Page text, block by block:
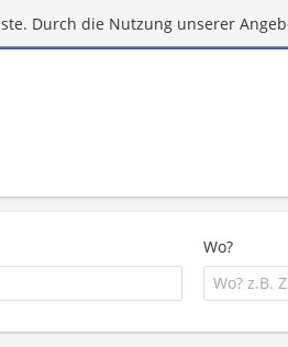
Durch die Nutzung unserer
Wo?